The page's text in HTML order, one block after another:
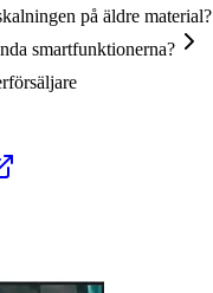
på äldre material?
smartfunktionerna?